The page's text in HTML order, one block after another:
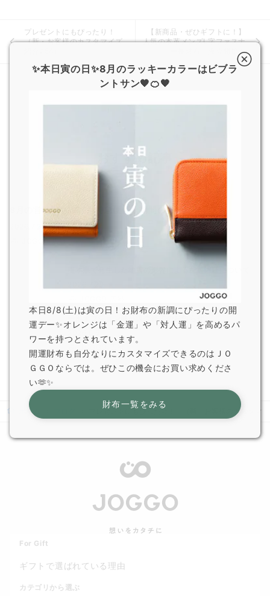
プレゼントにもぴったり！
（新・お客様のカスタマイズ
【新商品・ぜひギフトに！】
人気の本革メンズL字ファスナ
ー長財布 販売開始！
おすすめ記事
8月の営業日および超特急便停止期間のお知らせ
2026.7.29
JOGGO 広報
一部オプション商品販売終了のお知らせ
JOGGO 広報
ホーム プレゼントにもぴったり！ （新・お客様のカスタマ
For Gift
ギフトで選ばれている理由
カテゴリから選ぶ
✨本日寅の日✨8月のラッキーカラーはビブラ
ントサン🧡🍊🧡
本日8/8(土)は寅の日！お財布の新調にぴったりの開
運デー✨オレンジは「金運」や「対人運」を高めるパ
ワーを持つとされています。
開運財布も自分なりにカスタマイズできるのはＪＯ
ＧＧＯならでは。ぜひこの機会にお買い求めくださ
い🫶✨
財布一覧をみる